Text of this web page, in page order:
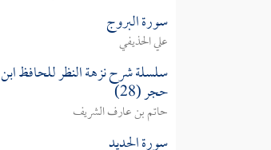
سورة البروج
علي الحذيفي
سلسلة شرح نزهة النظر للحافظ ابن
حجر (28)
حاتم بن عارف الشريف